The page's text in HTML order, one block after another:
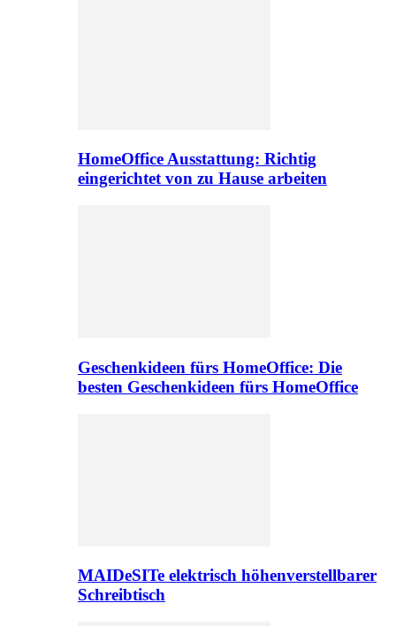
HomeOffice Ausstattung: Richtig
eingerichtet von zu Hause arbeiten
Geschenkideen fürs HomeOffice: Die
besten Geschenkideen fürs HomeOffice
MAIDeSITe elektrisch höhenverstellbarer
Schreibtisch